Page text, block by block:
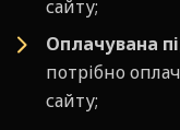
сайту;
Оплачувана
потрібно
сайту;